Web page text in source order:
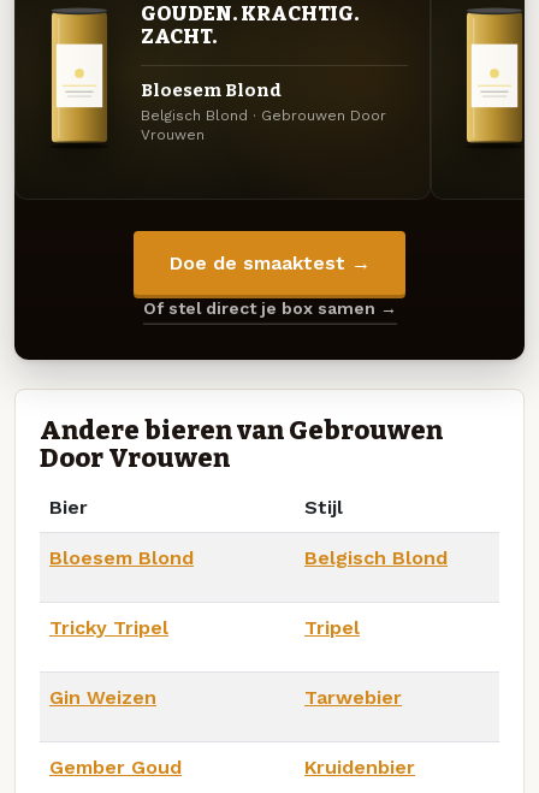
GOUDEN. KRACHTIG.
ZACHT.
Bloesem Blond
Belgisch Blond · Gebrouwen Door
Vrouwen
Doe de smaaktest →
Of stel direct je box samen →
Andere bieren van Gebrouwen
Door Vrouwen
Bier Stijl
Bloesem Blond Belgisch Blond
Tricky Tripel Tripel
Gin Weizen Tarwebier
Gember Goud Kruidenbier